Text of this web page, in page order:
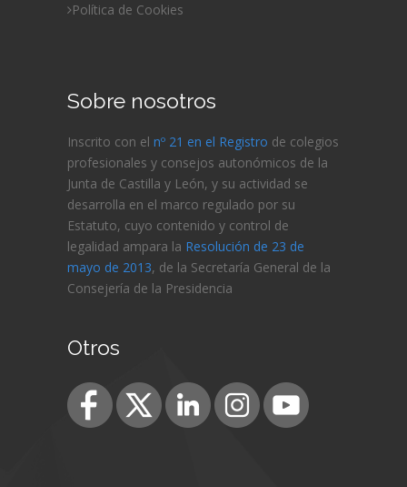
Política de Cookies
Sobre nosotros
Inscrito con el nº 21 en el Registro de colegios
profesionales y consejos autonómicos de la
Junta de Castilla y León, y su actividad se
desarrolla en el marco regulado por su
Estatuto, cuyo contenido y control de
legalidad ampara la Resolución de 23 de
mayo de 2013, de la Secretaría General de la
Consejería de la Presidencia
Otros